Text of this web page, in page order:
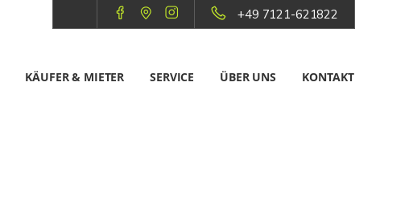
+49 7121-621822
KÄUFER & MIETER SERVICE ÜBER UNS KONTAKT